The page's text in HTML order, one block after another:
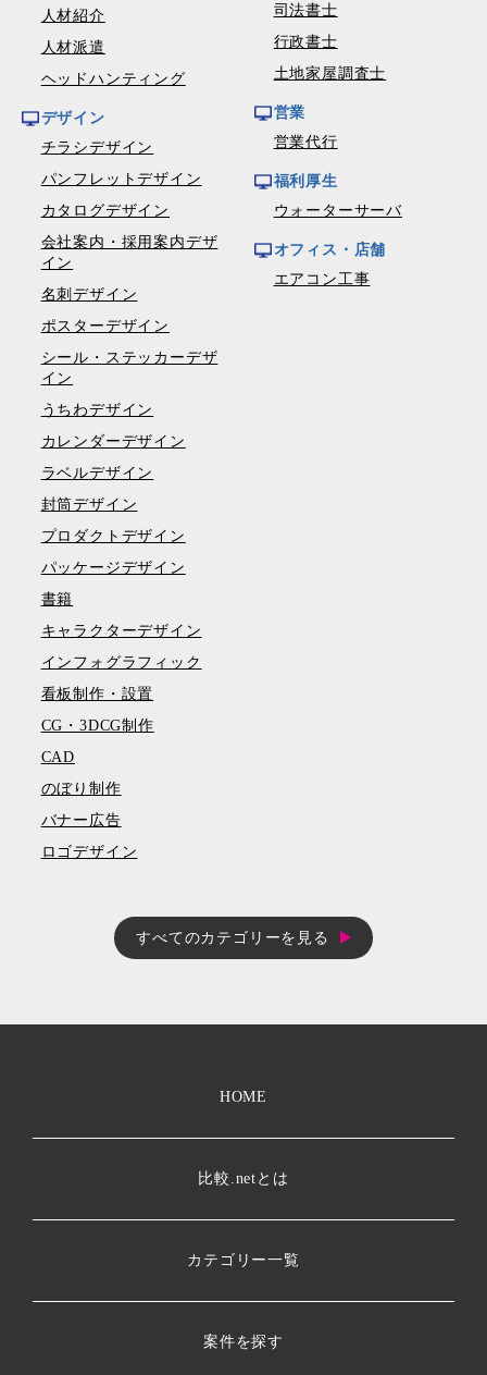
人材紹介
人材派遣
ヘッドハンティング
デザイン
チラシデザイン
パンフレットデザイン
カタログデザイン
会社案内・採用案内デザ
イン
名刺デザイン
ポスターデザイン
シール・ステッカーデザ
イン
うちわデザイン
カレンダーデザイン
ラベルデザイン
封筒デザイン
プロダクトデザイン
パッケージデザイン
書籍
キャラクターデザイン
インフォグラフィック
看板制作・設置
CG・3DCG制作
CAD
のぼり制作
バナー広告
ロゴデザイン
司法書士
行政書士
土地家屋調査士
営業
営業代行
福利厚生
ウォーターサーバ
オフィス・店舗
エアコン工事
すべてのカテゴリーを見る
HOME
比較.netとは
カテゴリー一覧
案件を探す